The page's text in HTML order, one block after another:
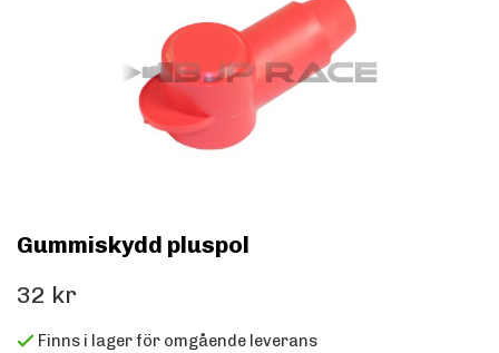
Gummiskydd pluspol
32 kr
Finns i lager för omgående leverans